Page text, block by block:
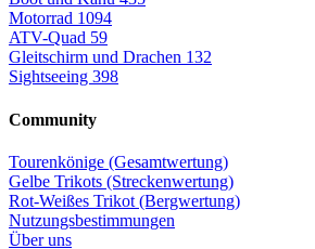
Motorrad 1094
ATV-Quad 59
Gleitschirm und Drachen 132
Sightseeing 398
Community
Tourenkönige (Gesamtwertung)
Gelbe Trikots (Streckenwertung)
Rot-Weißes Trikot (Bergwertung)
Nutzungsbestimmungen
Über uns